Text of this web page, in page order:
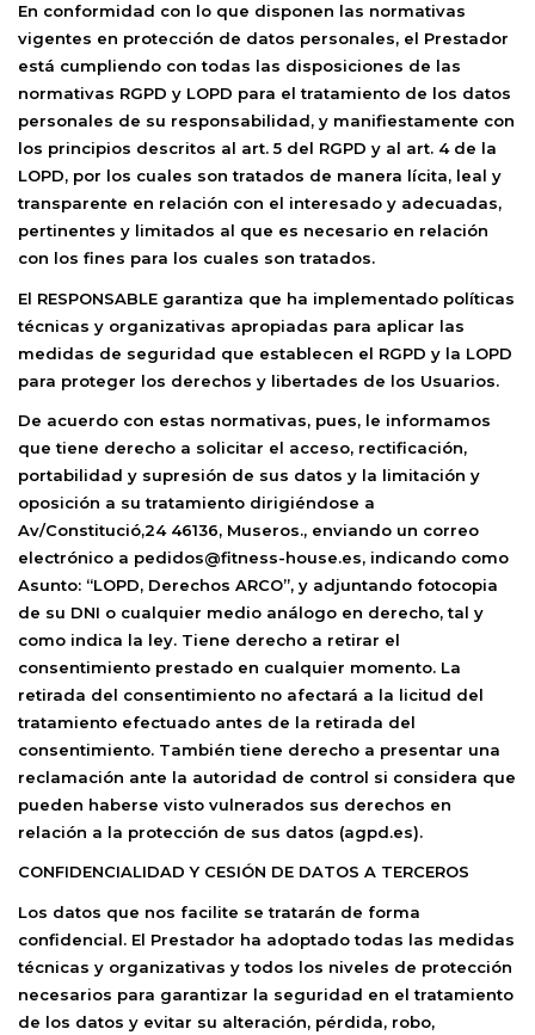
En conformidad con lo que disponen las normativas
vigentes en protección de datos personales, el Prestador
está cumpliendo con todas las disposiciones de las
normativas RGPD y LOPD para el tratamiento de los datos
personales de su responsabilidad, y manifiestamente con
los principios descritos al art. 5 del RGPD y al art. 4 de la
LOPD, por los cuales son tratados de manera lícita, leal y
transparente en relación con el interesado y adecuadas,
pertinentes y limitados al que es necesario en relación
con los fines para los cuales son tratados.
El RESPONSABLE garantiza que ha implementado políticas
técnicas y organizativas apropiadas para aplicar las
medidas de seguridad que establecen el RGPD y la LOPD
para proteger los derechos y libertades de los Usuarios.
De acuerdo con estas normativas, pues, le informamos
que tiene derecho a solicitar el acceso, rectificación,
portabilidad y supresión de sus datos y la limitación y
oposición a su tratamiento dirigiéndose a
Av/Constitució,24 46136, Museros., enviando un correo
electrónico a pedidos@fitness-house.es, indicando como
Asunto: “LOPD, Derechos ARCO”, y adjuntando fotocopia
de su DNI o cualquier medio análogo en derecho, tal y
como indica la ley. Tiene derecho a retirar el
consentimiento prestado en cualquier momento. La
retirada del consentimiento no afectará a la licitud del
tratamiento efectuado antes de la retirada del
consentimiento. También tiene derecho a presentar una
reclamación ante la autoridad de control si considera que
pueden haberse visto vulnerados sus derechos en
relación a la protección de sus datos (agpd.es).
CONFIDENCIALIDAD Y CESIÓN DE DATOS A TERCEROS
Los datos que nos facilite se tratarán de forma
confidencial. El Prestador ha adoptado todas las medidas
técnicas y organizativas y todos los niveles de protección
necesarios para garantizar la seguridad en el tratamiento
de los datos y evitar su alteración, pérdida, robo,